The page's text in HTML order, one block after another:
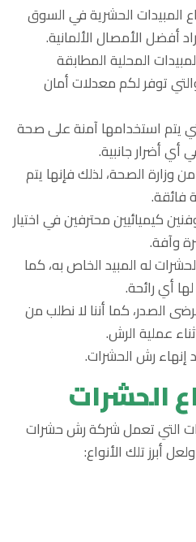
المبيدات الحشرية في السوق
أفضل الأمصال الألمانية.
المحلية المطابقة
توفر لكم معدلات أمان
يتم استخدامها آمنة على صحة
أي أضرار جانبية.
وزارة الصحة، لذلك فإنها يتم
فائقة.
كيميائيين محترفين في اختيار
وآفة.
له المبيد الخاص به، كما
أي رائحة.
الصدر، كما أننا لا نطلب من
عملية الرش.
إنهاء رش الحشرات.
الحشرات
التي تعمل شركة رش حشرات
أبرز تلك الأنواع: